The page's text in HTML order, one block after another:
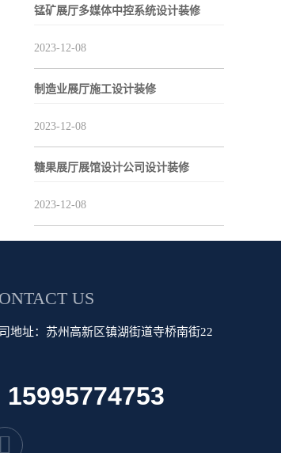
锰矿展厅多媒体中控系统设计装修
2023-12-08
制造业展厅施工设计装修
2023-12-08
糖果展厅展馆设计公司设计装修
2023-12-08
US
地址：苏州高新区镇湖街道寺桥南街22
15995774753